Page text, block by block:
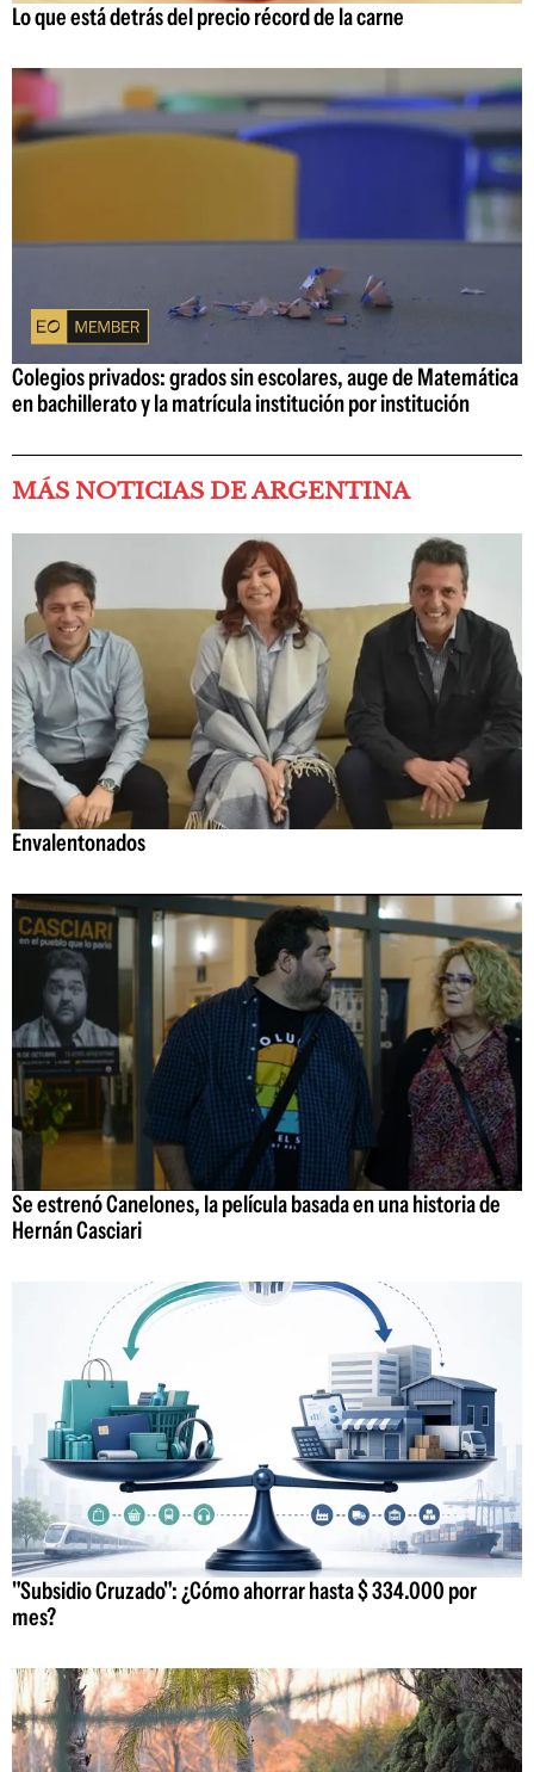
Lo que está detrás del precio récord de la carne
Colegios privados: grados sin escolares, auge de Matemática
en bachillerato y la matrícula institución por institución
MÁS NOTICIAS DE ARGENTINA
Envalentonados
Se estrenó Canelones, la película basada en una historia de
Hernán Casciari
"Subsidio Cruzado": ¿Cómo ahorrar hasta $ 334.000 por
mes?